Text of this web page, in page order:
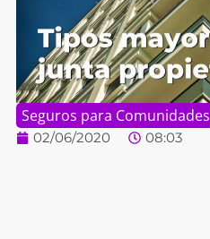
Seguros para Comunidades
02/06/2020 08:03